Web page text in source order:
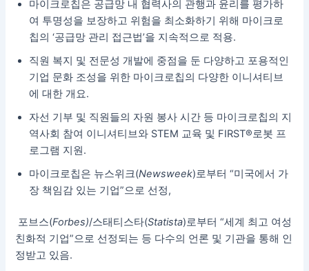
마이크로칩은 공급망 내 협력사의 관행과 윤리를 평가하
여 투명성을 보장하고 위험을 최소화하기 위해 마이크로
칩의 ‘공급망 관리 접근법’을 지속적으로 적용.
직원 복지 및 전문성 개발에 중점을 둔 다양하고 포용적인
기업 문화 조성을 위한 마이크로칩의 다양한 이니셔티브
에 대한 개요.
자선 기부 및 직원들의 자원 봉사 시간 등 마이크로칩의 지
역사회 참여 이니셔티브와 STEM 교육 및 FIRST®로봇 프
로그램 지원.
마이크로칩은 뉴스위크(Newsweek)로부터 “미국에서 가
장 책임감 있는 기업”으로 선정,
포브스(Forbes)/스태티스타(Statista)로부터 “세계 최고 여성
친화적 기업”으로 선정되는 등 다수의 언론 및 기관을 통해 인
정받고 있음.